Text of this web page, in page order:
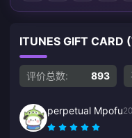
ITUNES GIFT CARD
评价总数: 893
perpetual Mpofu